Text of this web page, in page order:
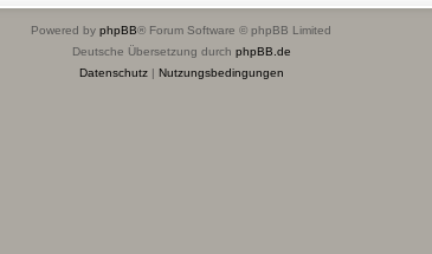
Powered by phpBB® Forum Software © phpBB Limited
Deutsche Übersetzung durch phpBB.de
Datenschutz| Nutzungsbedingungen